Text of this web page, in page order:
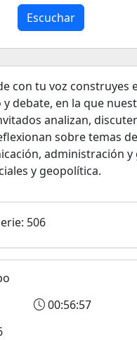
Escuchar
con tu voz construyes
debate, en la que
analizan,
sobre temas
administración
y geopolítica.
506
00:56:57